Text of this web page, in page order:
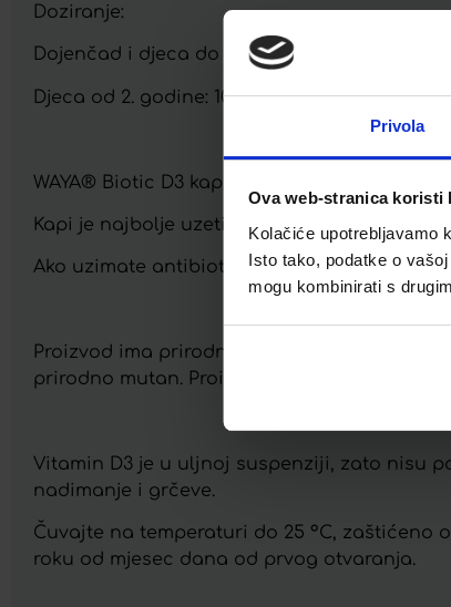
Privola
Ova web-stranica koristi
Kolačiće upotrebljavamo
Isto tako, podatke o
mogu kombinirati s
Doziranje:
Dojenčad i djeca do 2. godine: 7 kapi
Djeca od 2. godine: 10 kapi jedanput na dan
WAYA® Biotic D3 kapi upotrebljavajte
Kapi je najbolje uzeti samostalno na žličicu.
Ako uzimate antibiotike, kapi uzmite barem
Proizvod ima prirodno prisutan talog, zato
prirodno mutan. Proizvod je neutralnog
Vitamin D3 je u uljnoj suspenziji, zato nisu
nadimanje i grčeve.
Čuvajte na temperaturi do 25 °C,
roku od mjesec dana od prvog otvaranja.